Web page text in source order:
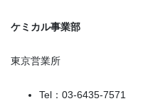
ケミカル事業部
東京営業所
Tel：03-6435-7571